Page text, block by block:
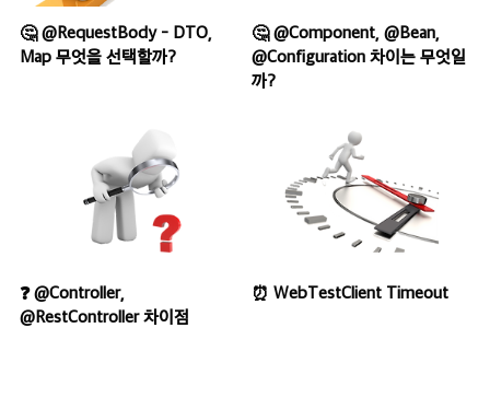
🤔 @RequestBody - DTO,
Map 무엇을 선택할까?
🤔 @Component, @Bean,
@Configuration 차이는 무엇일
까?
❓ @Controller,
@RestController 차이점
⏰ WebTestClient Timeout